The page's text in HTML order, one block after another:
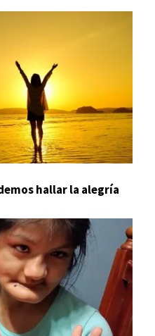
hallar la alegría